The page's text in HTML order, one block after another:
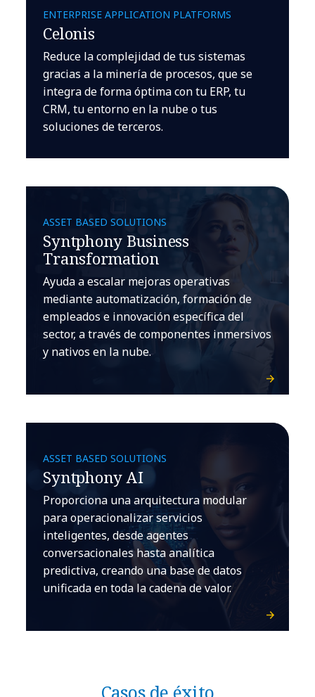
ENTERPRISE APPLICATION PLATFORMS
Celonis
Reduce la complejidad de tus sistemas
gracias a la minería de procesos, que se
integra de forma óptima con tu ERP, tu
CRM, tu entorno en la nube o tus
soluciones de terceros.
ASSET BASED SOLUTIONS
Syntphony Business
Transformation
Ayuda a escalar mejoras operativas
mediante automatización, formación de
empleados e innovación específica del
sector, a través de componentes inmersivos
y nativos en la nube.
ASSET BASED SOLUTIONS
Syntphony AI
Proporciona una arquitectura modular
para operacionalizar servicios
inteligentes, desde agentes
conversacionales hasta analítica
predictiva, creando una base de datos
unificada en toda la cadena de valor.
Casos de éxito